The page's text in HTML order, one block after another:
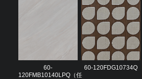
60-
120FMB10140LPQ（任
60-120FDG10734Q